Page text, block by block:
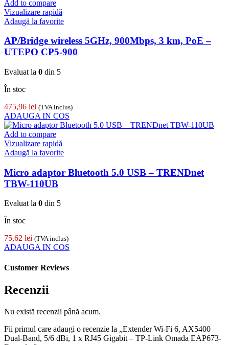
Add to compare
Vizualizare rapidă
Adaugă la favorite
AP/Bridge wireless 5GHz, 900Mbps, 3 km, PoE –
UTEPO CP5-900
Evaluat la 0 din 5
În stoc
475,96 lei (TVA inclus)
ADAUGA IN COS
Add to compare
Vizualizare rapidă
Adaugă la favorite
Micro adaptor Bluetooth 5.0 USB – TRENDnet
TBW-110UB
Evaluat la 0 din 5
În stoc
75,62 lei (TVA inclus)
ADAUGA IN COS
Customer Reviews
Recenzii
Nu există recenzii până acum.
Fii primul care adaugi o recenzie la „Extender Wi-Fi 6, AX5400
Dual-Band, 5/6 dBi, 1 x RJ45 Gigabit – TP-Link Omada EAP673-